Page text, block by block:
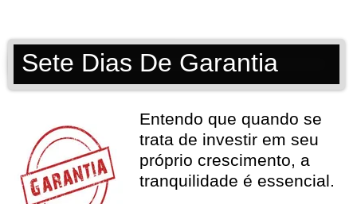
Sete Dias De Garantia
Entendo que quando se
trata de investir em seu
próprio crescimento, a
tranquilidade é essencial.